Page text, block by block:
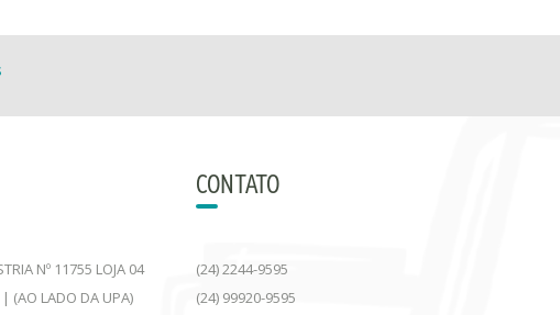
Nº 11755 LOJA 04
(AO LADO DA UPA)
CONTATO
(24) 2244-9595
(24) 99920-9595